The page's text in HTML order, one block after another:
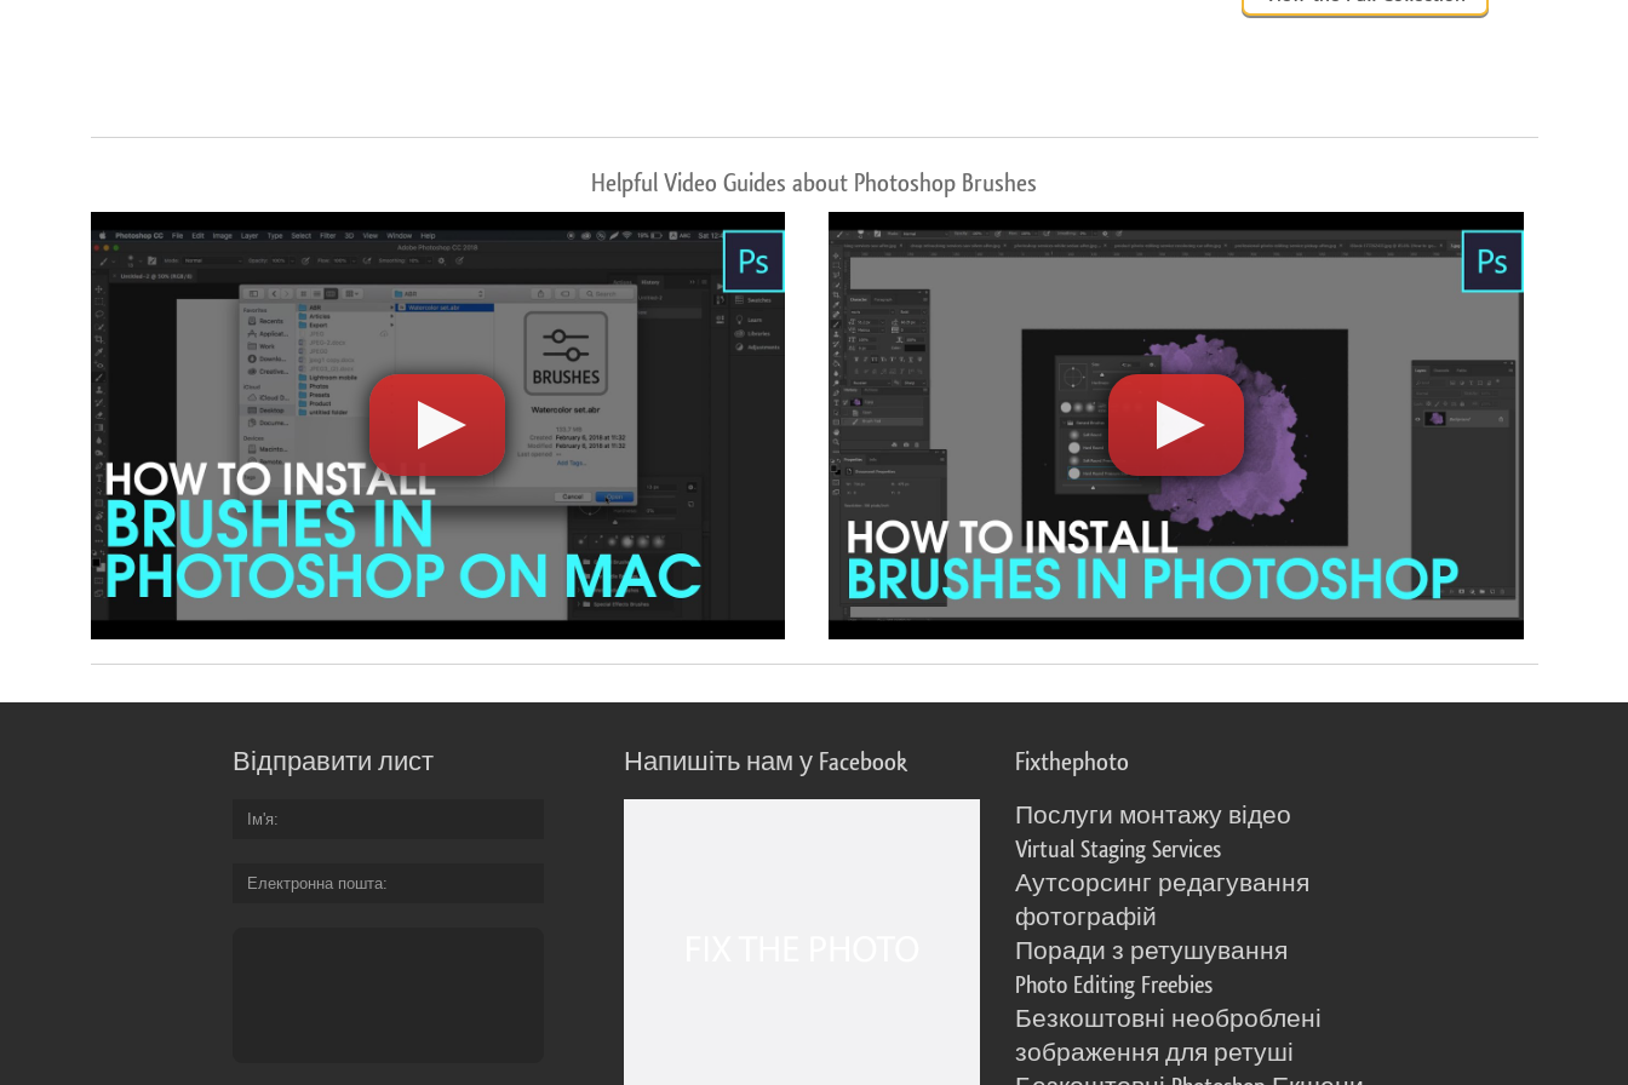
Helpful Video Guides about Photoshop Brushes
Відправити лист
Ім'я
Електронна пошта
Напишіть нам у Facebook Fixthephoto
Послуги монтажу відео
Virtual Staging Services
Аутсорсинг редагування
фотографій
Поради з ретушування
Photo Editing Freebies
Безкоштовні необроблені
зображення для ретуші